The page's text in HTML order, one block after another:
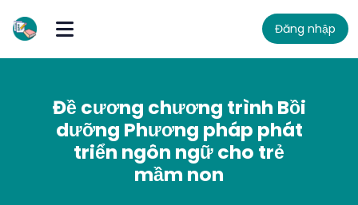
Đăng nhập
Đề cương chương trình Bồi
dưỡng Phương pháp phát
triển ngôn ngữ cho trẻ
mầm non